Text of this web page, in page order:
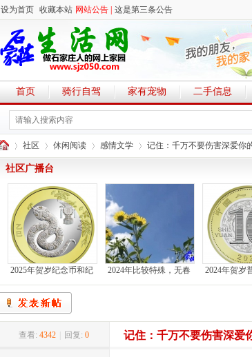
设为首页 收藏本站 网站公告 | 这是第三条公告
首页 骑行自驾 家有宠物 二手信息
社区
›
休闲阅读
›
感情文学 记住：千万不要伤害深爱你
社区广播台
2025年贺岁纪念币和纪 2024年比较特殊，无春 2024年贺岁
查看: 4342 回复: 0 记住：千万不要伤害深爱